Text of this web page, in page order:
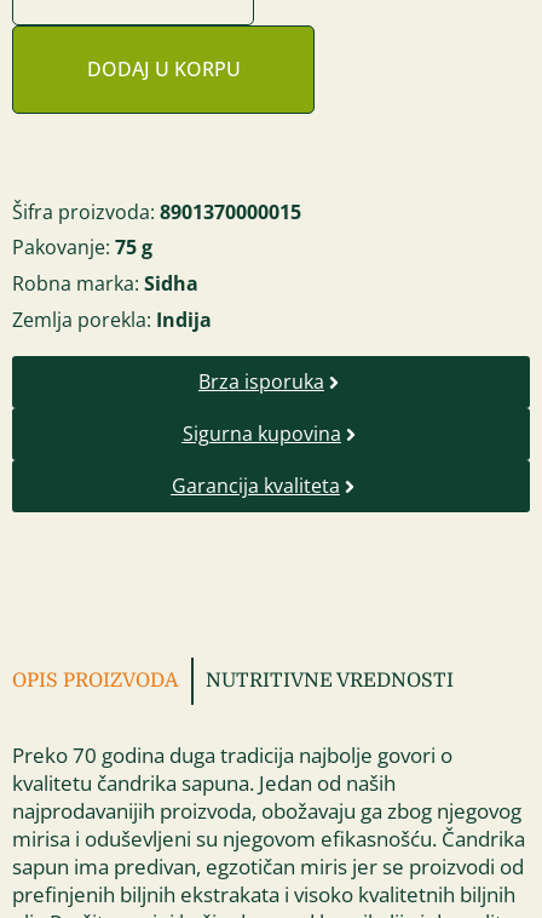
DODAJ U KORPU
Šifra proizvoda: 8901370000015
Pakovanje: 75 g
Robna marka: Sidha
Zemlja porekla: Indija
Brza isporuka
Sigurna kupovina
Garancija kvaliteta
OPIS PROIZVODA NUTRITIVNE VREDNOSTI
Preko 70 godina duga tradicija najbolje govori o
kvalitetu čandrika sapuna. Jedan od naših
najprodavanijih proizvoda, obožavaju ga zbog njegovog
mirisa i oduševljeni su njegovom efikasnošću. Čandrika
sapun ima predivan, egzotičan miris jer se proizvodi od
prefinjenih biljnih ekstrakata i visoko kvalitetnih biljnih